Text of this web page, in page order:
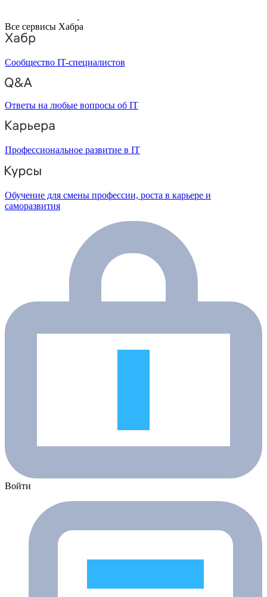
Все сервисы Хабра
Сообщество IT-специалистов
Ответы на любые вопросы об IT
Профессиональное развитие в IT
Обучение для смены профессии, роста в карьере и
саморазвития
Войти